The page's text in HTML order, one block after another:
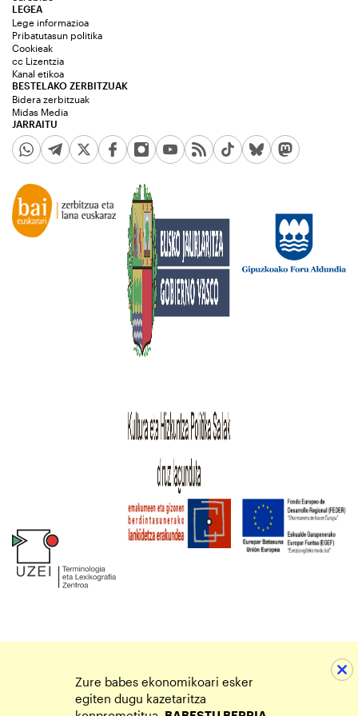
JARRAITU
LEGEA
Lege informazioa
Pribatutasun politika
Cookieak
cc Lizentzia
Kanal etikoa
BESTELAKO ZERBITZUAK
Bidera zerbitzuak
Midas Media
Zure babes ekonomikoari esker
egiten dugu kazetaritza